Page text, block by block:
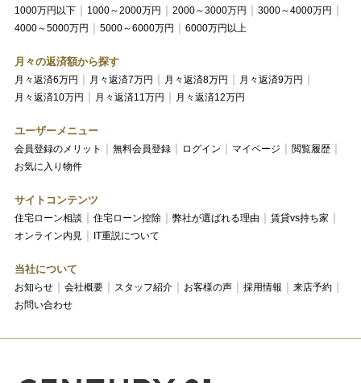
1000万円以下 1000～2000万円 2000～3000万円
3000～4000万円
4000～5000万円
5000～6000万円 6000万円以上
月々の返済額から探す
月々返済6万円 月々返済7万円 月々返済8万円
月々返済9万円
月々返済10万円
月々返済11万円 月々返済12万円
ユーザーメニュー
会員登録のメリット 無料会員登録 ログイン マイページ
閲覧履歴
お気に入り物件
サイトコンテンツ
住宅ローン相談 住宅ローン控除 弊社が選ばれる理由
賃貸vs持ち家
オンライン内見
IT重説について
当社について
お知らせ 会社概要 スタッフ紹介 お客様の声 採用情報
来店予約
お問い合わせ